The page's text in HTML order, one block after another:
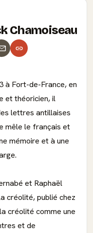
Chamoiseau
à Fort-de-France, en
et théoricien, il
lettres antillaises
mêle le français et
mémoire et à une
et Raphaël
créolité, publié chez
créolité comme une
et de